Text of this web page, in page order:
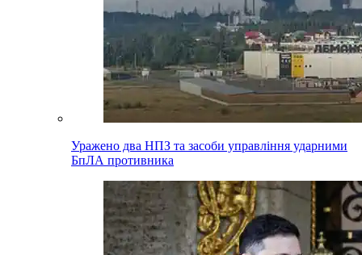
Уражено два НПЗ та засоби управління ударними
БпЛА противника